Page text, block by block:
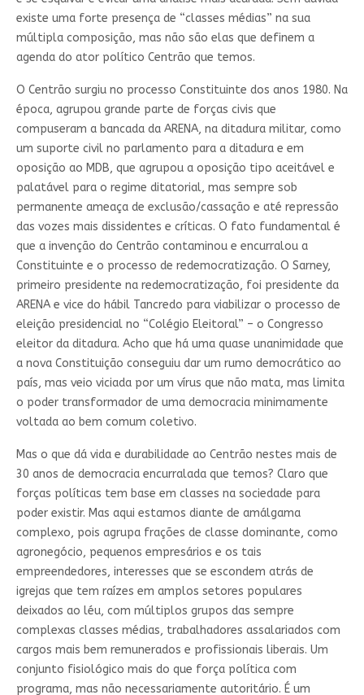
existe uma forte presença de “classes médias” na sua
múltipla composição, mas não são elas que definem a
agenda do ator político Centrão que temos.
O Centrão surgiu no processo Constituinte dos anos 1980. Na
época, agrupou grande parte de forças civis que
compuseram a bancada da ARENA, na ditadura militar, como
um suporte civil no parlamento para a ditadura e em
oposição ao MDB, que agrupou a oposição tipo aceitável e
palatável para o regime ditatorial, mas sempre sob
permanente ameaça de exclusão/cassação e até repressão
das vozes mais dissidentes e críticas. O fato fundamental é
que a invenção do Centrão contaminou e encurralou a
Constituinte e o processo de redemocratização. O Sarney,
primeiro presidente na redemocratização, foi presidente da
ARENA e vice do hábil Tancredo para viabilizar o processo de
eleição presidencial no “Colégio Eleitoral” – o Congresso
eleitor da ditadura. Acho que há uma quase unanimidade que
a nova Constituição conseguiu dar um rumo democrático ao
país, mas veio viciada por um vírus que não mata, mas limita
o poder transformador de uma democracia minimamente
voltada ao bem comum coletivo.
Mas o que dá vida e durabilidade ao Centrão nestes mais de
30 anos de democracia encurralada que temos? Claro que
forças políticas tem base em classes na sociedade para
poder existir. Mas aqui estamos diante de amálgama
complexo, pois agrupa frações de classe dominante, como
agronegócio, pequenos empresários e os tais
empreendedores, interesses que se escondem atrás de
igrejas que tem raízes em amplos setores populares
deixados ao léu, com múltiplos grupos das sempre
complexas classes médias, trabalhadores assalariados com
cargos mais bem remunerados e profissionais liberais. Um
conjunto fisiológico mais do que força política com
programa, mas não necessariamente autoritário. É um